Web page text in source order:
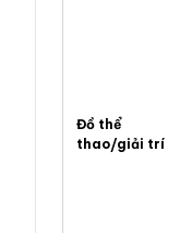
Đồ thể
thao/giải trí